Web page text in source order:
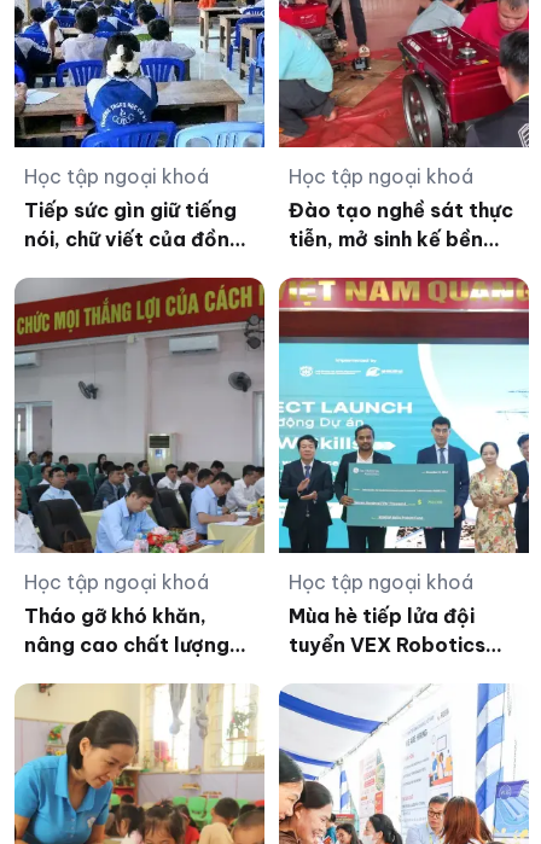
Học tập ngoại khoá
Tiếp sức gìn giữ tiếng
nói, chữ viết của đồng
An Giang
Học tập ngoại khoá
Đào tạo nghề sát thực
tiễn, mở sinh kế bền
vùng biên Đức Cơ
Học tập ngoại khoá
Tháo gỡ khó khăn,
nâng cao chất lượng
vực ĐBSCL
Học tập ngoại khoá
Mùa hè tiếp lửa đội
tuyển VEX Robotics
Đinh Thiện Lý